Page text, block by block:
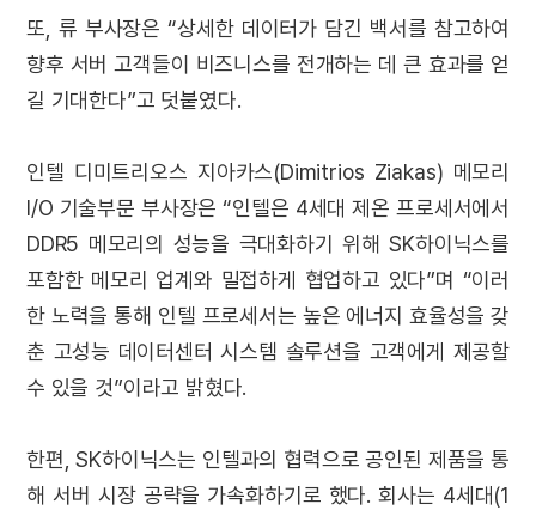
또, 류 부사장은 “상세한 데이터가 담긴 백서를 참고하여
향후 서버 고객들이 비즈니스를 전개하는 데 큰 효과를 얻
길 기대한다”고 덧붙였다.
인텔 디미트리오스 지아카스(Dimitrios Ziakas) 메모리
I/O 기술부문 부사장은 “인텔은 4세대 제온 프로세서에서
DDR5 메모리의 성능을 극대화하기 위해 SK하이닉스를
포함한 메모리 업계와 밀접하게 협업하고 있다”며 “이러
한 노력을 통해 인텔 프로세서는 높은 에너지 효율성을 갖
춘 고성능 데이터센터 시스템 솔루션을 고객에게 제공할
수 있을 것”이라고 밝혔다.
한편, SK하이닉스는 인텔과의 협력으로 공인된 제품을 통
해 서버 시장 공략을 가속화하기로 했다. 회사는 4세대(1